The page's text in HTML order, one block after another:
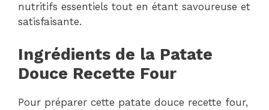
nutritifs essentiels tout en étant savoureuse et
satisfaisante.
Ingrédients de la Patate
Douce Recette Four
Pour préparer cette patate douce recette four,